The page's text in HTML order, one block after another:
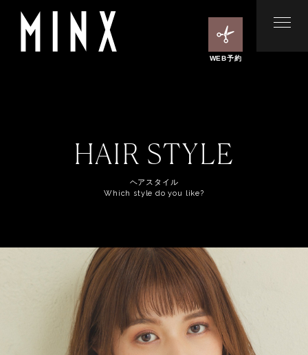
WEB予約
HAIR STYLE
ヘアスタイル
Which style do you like?